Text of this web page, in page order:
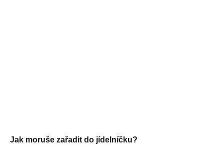
Jak moruše zařadit do jídelníčku?